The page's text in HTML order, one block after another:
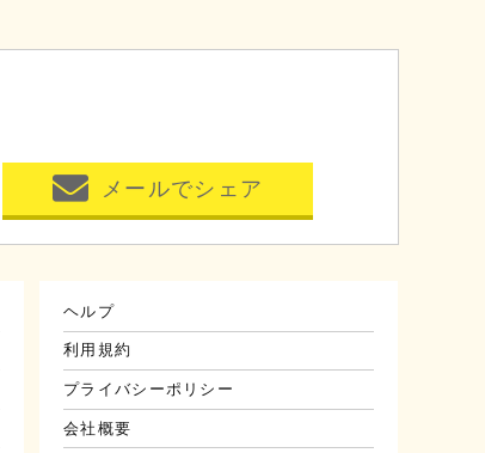
メールでシェア
ヘルプ
利用規約
プライバシーポリシー
会社概要